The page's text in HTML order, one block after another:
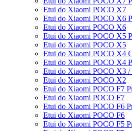
Etui do Xiaomi POCO X7
Etui do Xiaomi POCO X6
Etui do Xiaomi POCO X6
Etui do Xiaomi POCO X5
Etui do Xiaomi POCO X5
Etui do Xiaomi POCO X4
Etui do Xiaomi POCO X4
Etui do Xiaomi POCO X3 /
Etui do Xiaomi POCO X2
Etui do Xiaomi POCO F7
Etui do Xiaomi POCO F7
Etui do Xiaomi POCO F6
Etui do Xiaomi POCO F6
Etui do Xiaomi POCO F5